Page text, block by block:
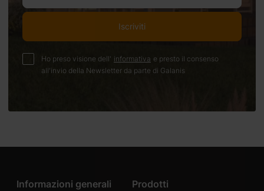
Iscriviti
Ho preso visione dell' informativa e presto il consenso
all'invio della Newsletter da parte di Galanis
Informazioni generali Prodotti